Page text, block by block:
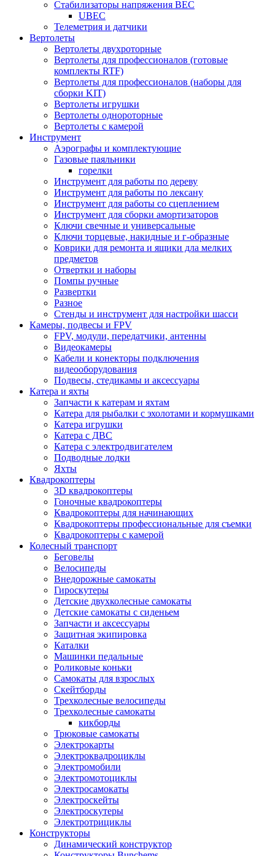
Стабилизаторы напряжения BEC
UBEC
Телеметрия и датчики
Вертолеты
Вертолеты двухроторные
Вертолеты для профессионалов (готовые
комплекты RTF)
Вертолеты для профессионалов (наборы для
сборки KIT)
Вертолеты игрушки
Вертолеты однороторные
Вертолеты с камерой
Инструмент
Аэрографы и комплектующие
Газовые паяльники
горелки
Инструмент для работы по дереву
Инструмент для работы по лексану
Инструмент для работы со сцеплением
Инструмент для сборки амортизаторов
Ключи свечные и универсальные
Ключи торцевые, накидные и г-образные
Коврики для ремонта и ящики дла мелких
предметов
Отвертки и наборы
Помпы ручные
Развертки
Разное
Стенды и инструмент для настройки шасси
Камеры, подвесы и FPV
FPV, модули, передатчики, антенны
Видеокамеры
Кабели и конекторы подключения
видеооборудования
Подвесы, стедикамы и аксессуары
Катера и яхты
Запчасти к катерам и яхтам
Катера для рыбалки с эхолотами и кормушками
Катера игрушки
Катера с ДВС
Катера с электродвигателем
Подводные лодки
Яхты
Квадрокоптеры
3D квадрокоптеры
Гоночные квадрокоптеры
Квадрокоптеры для начинающих
Квадрокоптеры профессиональные для съемки
Квадрокоптеры с камерой
Колесный транспорт
Беговелы
Велосипеды
Внедорожные самокаты
Гироскутеры
Детские двухколесные самокаты
Детские самокаты с сиденьем
Запчасти и аксессуары
Защитная экипировка
Каталки
Машинки педальные
Роликовые коньки
Самокаты для взрослых
Скейтборды
Трехколесные велосипеды
Трехколесные самокаты
кикборды
Трюковые самокаты
Электрокарты
Электроквадроциклы
Электромобили
Электромотоциклы
Электросамокаты
Электроскейты
Электроскутеры
Электротрициклы
Конструкторы
Динамический конструктор